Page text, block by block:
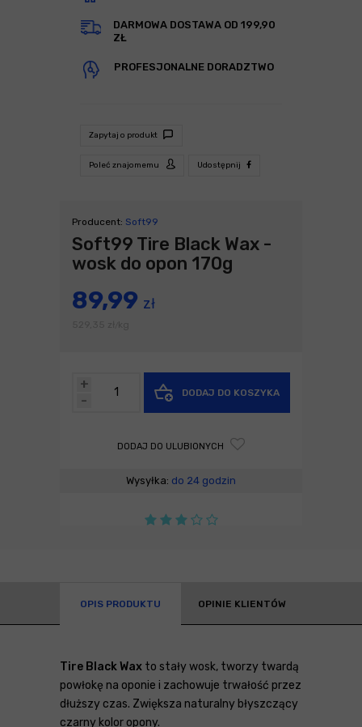
DARMOWA DOSTAWA OD 199,90
ZŁ
PROFESJONALNE DORADZTWO
Zapytaj o produkt
Poleć znajomemu Udostępnij
Producent: Soft99
Soft99 Tire Black Wax -
wosk do opon 170g
89,99 zł
-
+
DODAJ DO KOSZYKA
DODAJ DO ULUBIONYCH
Wysyłka: do 24 godzin
OPIS PRODUKTU OPINIE KLIENTÓW
Tire Black Wax to stały wosk, tworzy twardą
powłokę na oponie i zachowuje trwałość przez
dłuższy czas. Zwiększa naturalny błyszczący
czarny kolor opony.